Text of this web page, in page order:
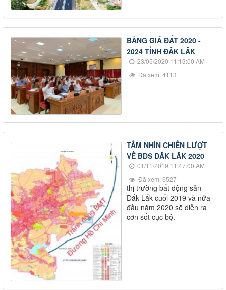
BẢNG GIÁ ĐẤT 2020 -
2024 TỈNH ĐĂK LĂK
23/05/2020 11:13:00 AM
Đã xem: 4113
TẦM NHÌN CHIẾN LƯỢT
VỀ BĐS ĐĂK LĂK 2020
01/11/2019 11:47:00 AM
Đã xem: 6527
thị trường bất động sản
Đắk Lắk cuối 2019 và nửa
đầu năm 2020 sẽ diễn ra
cơn sốt cục bộ.